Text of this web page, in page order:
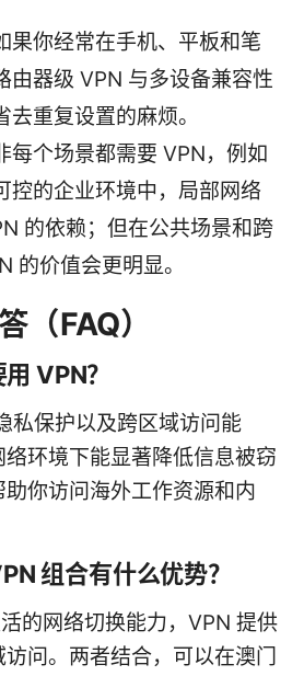
果你经常在手机、平板和笔
由器级 VPN 与多设备兼容性
重复设置的麻烦。
每个场景都需要 VPN，例如
控的企业环境中，局部网络
的依赖；但在公共场景和跨
的价值会更明显。
（FAQ）
VPN？
私保护以及跨区域访问能
环境下能显著降低信息被窃
你访问海外工作资源和内
组合有什么优势？
的网络切换能力，VPN 提供
问。两者结合，可以在澳门